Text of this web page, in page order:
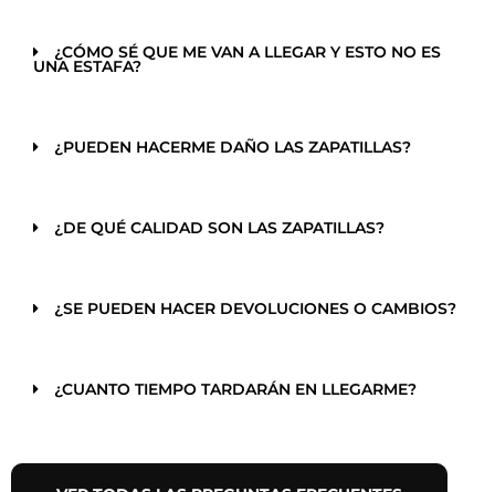
¿CÓMO SÉ QUE ME VAN A LLEGAR Y ESTO NO ES
UNA ESTAFA?
¿PUEDEN HACERME DAÑO LAS ZAPATILLAS?
¿DE QUÉ CALIDAD SON LAS ZAPATILLAS?
¿SE PUEDEN HACER DEVOLUCIONES O CAMBIOS?
¿CUANTO TIEMPO TARDARÁN EN LLEGARME?